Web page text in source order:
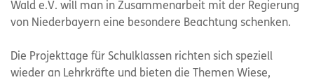
Wald e.V. will man in Zusammenarbeit mit der Regierung
von Niederbayern eine besondere Beachtung schenken.
Die Projekttage für Schulklassen richten sich speziell
wieder an Lehrkräfte und bieten die Themen Wiese,